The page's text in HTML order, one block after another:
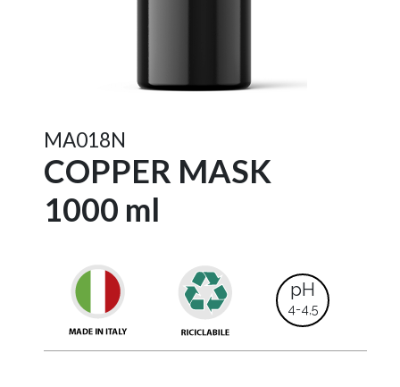
MA018N
COPPER MASK
1000 ml
pH
4-4,5